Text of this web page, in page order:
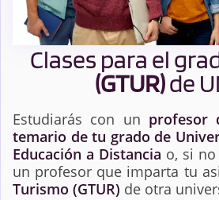
Clases para el
(GTUR)de
Estudiarás con un profesor
temario de tu grado de
Educación a Distancia o, si
un profesor que imparta tu
Turismo (GTUR) de otra